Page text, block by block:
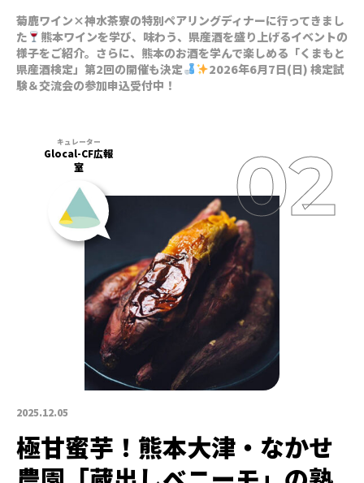
菊鹿ワイン×神水茶寮の特別ペアリングディナーに行ってきまし
た
熊本ワインを学び、味わう、県産酒を盛り上げるイベントの
様子をご紹介。さらに、熊本のお酒を学んで楽しめる「くまもと
県産酒検定」第2回の開催も決定
2026年6月7日(日) 検定試
験＆交流会の参加申込受付中！
2025.12.05
Glocal-CF広報
室
極甘蜜芋！熊本大津・なかせ